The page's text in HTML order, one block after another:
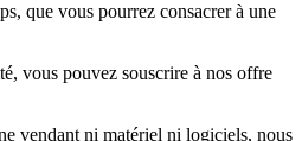
que vous pourrez consacrer à une
vous pouvez souscrire à nos offre
vendant ni matériel ni logiciels, nous